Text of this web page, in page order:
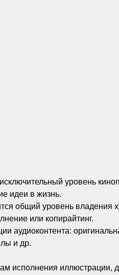
уровень
идеи в жизнь.
общий уровень владения
или копирайтинг.
аудиоконтента:
и др.
исполнения иллюстрации,